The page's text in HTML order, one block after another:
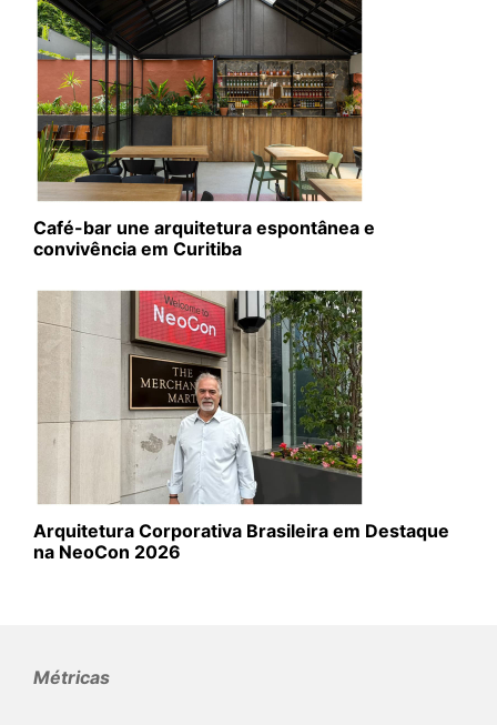
Café-bar une arquitetura espontânea e
convivência em Curitiba
Arquitetura Corporativa Brasileira em Destaque
na NeoCon 2026
Métricas